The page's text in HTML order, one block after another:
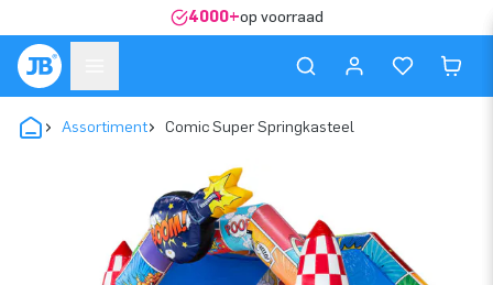
4000+op voorraad
Assortiment Comic Super Springkasteel